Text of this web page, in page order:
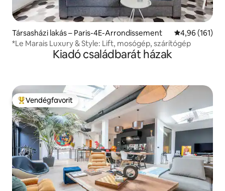
Társasházi lakás – Paris-4E-Arrondissement Átlagos
4,96 (161)
*Le Marais Luxury & Style: Lift, mosógép, szárítógép
Kiadó családbarát házak
Kiemelt vendégfavorit
Vendégfavorit